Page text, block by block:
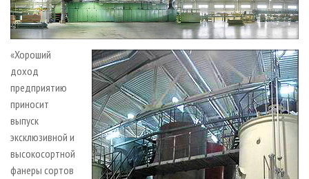
«Хороший
доход
предприятию
приносит
выпуск
эксклюзивной и
высокосортной
фанеры сортов